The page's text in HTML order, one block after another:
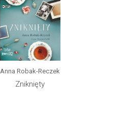
Anna Robak-Reczek
Zniknięty